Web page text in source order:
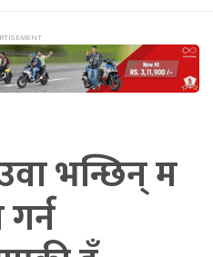
भन्छिन् म